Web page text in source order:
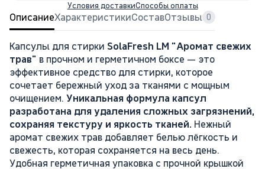
Условия доставкиСпособы оплаты
ОписаниеХарактеристикиСоставОтзывы 0
Капсулы для стирки SolaFresh LM "Аромат свежих
трав" в прочном и герметичном боксе — это
эффективное средство для стирки, которое
сочетает бережный уход за тканями с мощным
очищением. Уникальная формула капсул
разработана для удаления сложных загрязнений,
сохраняя текстуру и яркость тканей. Нежный
аромат свежих трав добавляет белью лёгкость и
свежесть, которая сохраняется на весь день.
Удобная герметичная упаковка с прочной крышкой